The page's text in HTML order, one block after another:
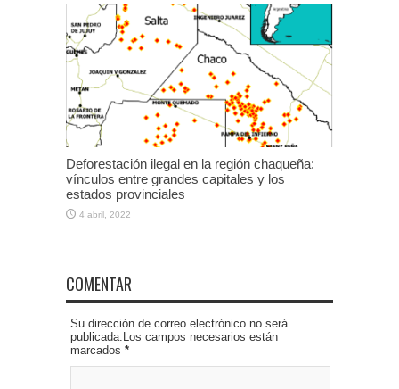
Deforestación ilegal en la región chaqueña:
vínculos entre grandes capitales y los
estados provinciales
4 abril, 2022
COMENTAR
Su dirección de correo electrónico no será
publicada.Los campos necesarios están
marcados *